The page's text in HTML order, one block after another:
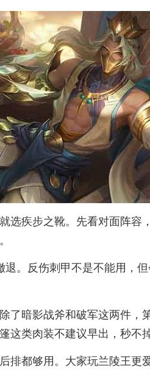
选疾步之靴。先看对面阵
。反伤刺甲不是不能用，
了暗影战斧和破军这两件
类肉装不建议早出，秒不
排都够用。大家玩兰陵王更